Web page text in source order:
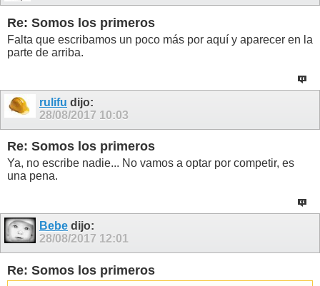
Re: Somos los primeros
Falta que escribamos un poco más por aquí y aparecer en la
parte de arriba.
rulifu dijo:
28/08/2017 10:03
Re: Somos los primeros
Ya, no escribe nadie... No vamos a optar por competir, es
una pena.
Bebe dijo:
28/08/2017 12:01
Re: Somos los primeros